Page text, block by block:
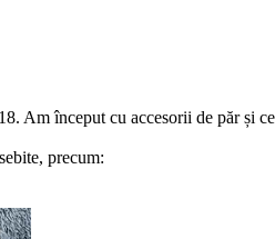
Am început cu accesorii de păr și
precum: